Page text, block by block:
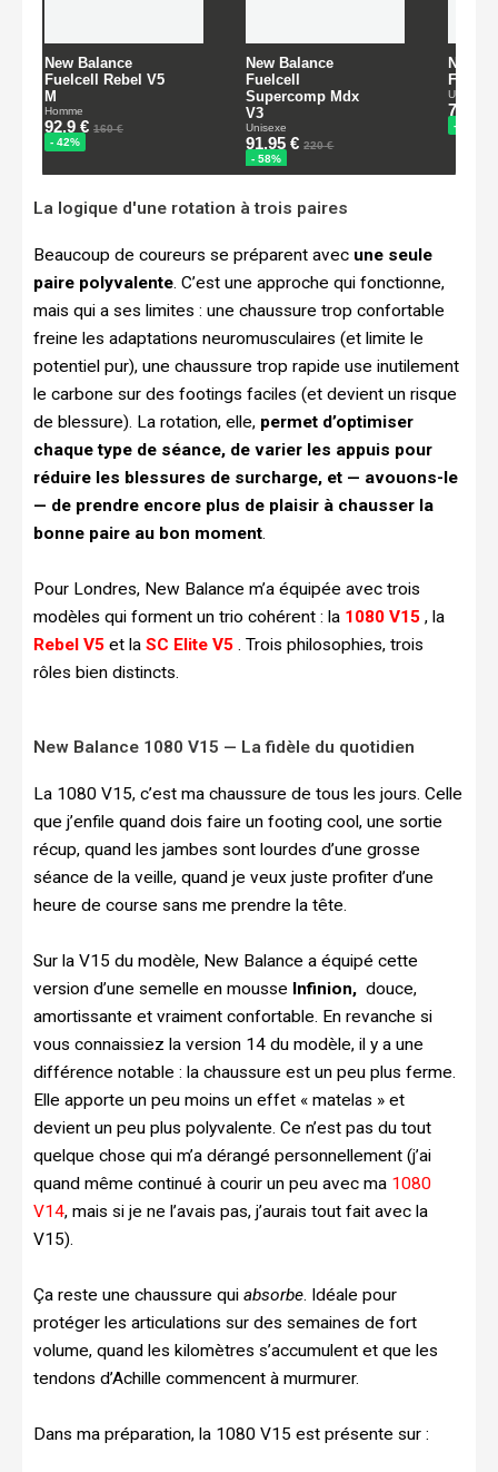
La logique d'une rotation à trois paires
Beaucoup de coureurs se préparent avec une seule
paire polyvalente . C’est une approche qui fonctionne,
mais qui a ses limites : une chaussure trop confortable
freine les adaptations neuromusculaires (et limite le
potentiel pur), une chaussure trop rapide use inutilement
le carbone sur des footings faciles (et devient un risque
de blessure). La rotation, elle, permet d’optimiser
chaque type de séance, de varier les appuis pour
réduire les blessures de surcharge, et — avouons-le
— de prendre encore plus de plaisir à chausser la
bonne paire au bon moment
Pour Londres, New Balance m’a équipée avec trois
modèles qui forment un trio cohérent : la 1080 V15 , la
Rebel V5 et la SC Elite V5
. Trois philosophies, trois
rôles bien distincts.
New Balance 1080 V15 — La fidèle du quotidien
La 1080 V15, c’est ma chaussure de tous les jours. Celle
que j’enfile quand dois faire un footing cool, une sortie
récup, quand les jambes sont lourdes d’une grosse
séance de la veille, quand je veux juste profiter d’une
heure de course sans me prendre la tête.
Sur la V15 du modèle, New Balance a équipé cette
version d’une semelle en mousse Infinion, douce,
amortissante et vraiment confortable. En revanche si
vous connaissiez la version 14 du modèle, il y a une
différence notable : la chaussure est un peu plus ferme.
Elle apporte un peu moins un effet « matelas » et
devient un peu plus polyvalente. Ce n’est pas du tout
quelque chose qui m’a dérangé personnellement (j’ai
quand même continué à courir un peu avec ma 1080
V14, mais si je ne l’avais pas, j’aurais tout fait avec la
V15).
Ça reste une chaussure qui absorbe. Idéale pour
protéger les articulations sur des semaines de fort
volume, quand les kilomètres s’accumulent et que les
tendons d’Achille commencent à murmurer.
Dans ma préparation, la 1080 V15 est présente sur :